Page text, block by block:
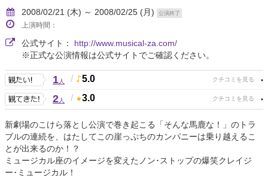
2008/02/21 (木) ～ 2008/02/25 (月)
公演終了
上演時間：
公式サイト： http://www.musical-za.com/
※正式な公演情報は公式サイトでご確認ください。
1人 / 5.0
2人 / 3.0
新劇場のこけら落とし公演で巻き起こる「そんな馬鹿な！」のトラ
ブルの連続を、はたしてこの崖っぷちのカンパニーは乗り越えるこ
とが出来るのか！？
ミュージカル座のイメージを変えたノン･ストップの爆笑クレイジ
ー･ミュージカル！